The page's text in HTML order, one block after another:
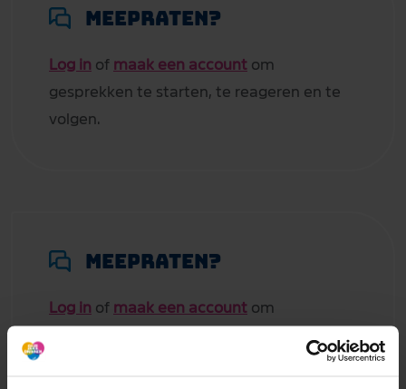
Meepraten?
Log in of maak een account om
gesprekken te starten, te reageren en te
volgen.
Meepraten?
Log in of maak een account om